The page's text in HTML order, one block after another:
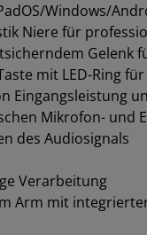
Windows/
Niere für
Gelenk
mit LED-Ring für
Eingangsleistung
Mikrofon- und
des Audiosignals
Verarbeitung
Arm mit